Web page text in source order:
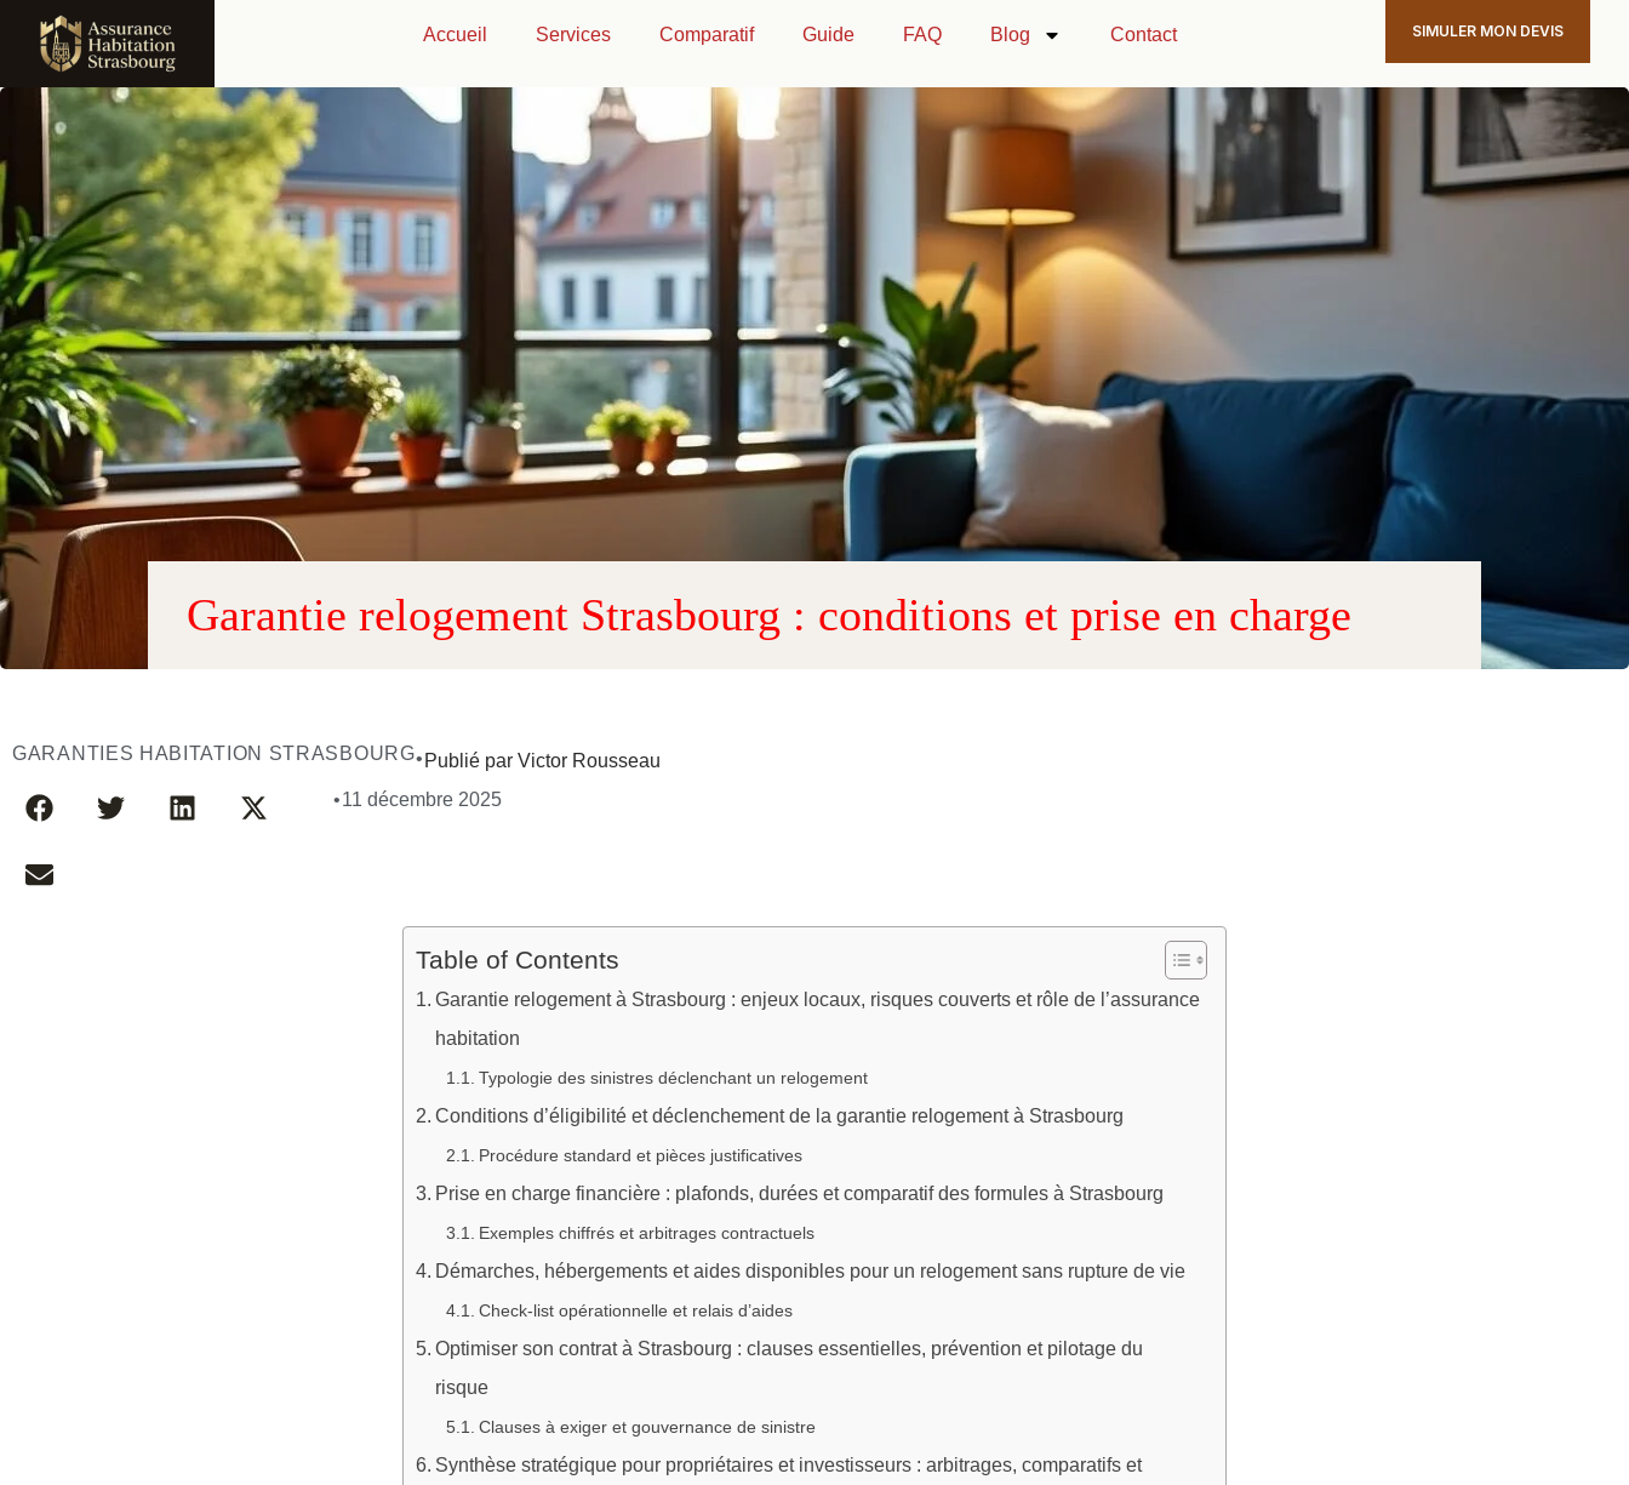
Accueil Services Comparatif Guide FAQ Blog Contact SIMULER MON DEVIS
Garantie relogement Strasbourg : conditions et prise en charge
GARANTIES HABITATION STRASBOURG• Publié par Victor Rousseau
•11 décembre 2025
Table of Contents
Garantie relogement à Strasbourg : enjeux locaux, risques couverts et rôle de l’assurance
habitation
Typologie des sinistres déclenchant un relogement
Conditions d’éligibilité et déclenchement de la garantie relogement à Strasbourg
Procédure standard et pièces justificatives
Prise en charge financière : plafonds, durées et comparatif des formules à Strasbourg
Exemples chiffrés et arbitrages contractuels
Démarches, hébergements et aides disponibles pour un relogement sans rupture de vie
Check-list opérationnelle et relais d’aides
Optimiser son contrat à Strasbourg : clauses essentielles, prévention et pilotage du
risque
Clauses à exiger et gouvernance de sinistre
Synthèse stratégique pour propriétaires et investisseurs : arbitrages, comparatifs et